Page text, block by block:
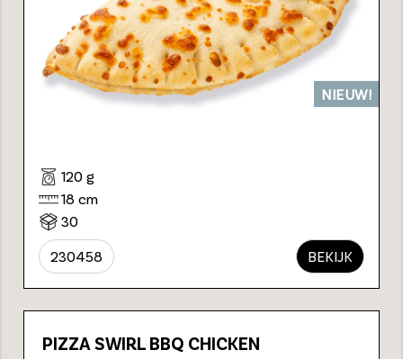
NIEUW!
120 g
18 cm
30
230458 BEKIJK
PIZZA SWIRL BBQ CHICKEN